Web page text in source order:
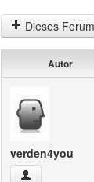
Dieses
Autor
verden4you
verden4you